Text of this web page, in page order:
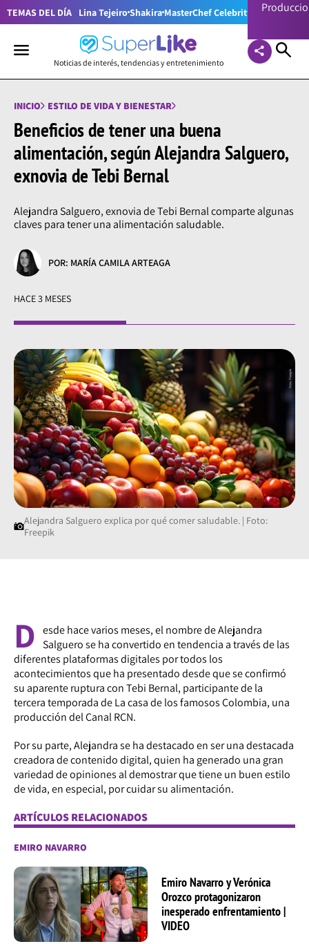
TEMAS DEL DÍA Lina TejeiroShakira MasterChef Celebrity Colombia
Noticias de interés, tendencias y entretenimiento
INICIO ESTILO DE VIDA Y BIENESTAR
Beneficios de tener una buena
alimentación, según Alejandra Salguero,
exnovia de Tebi Bernal
Alejandra Salguero, exnovia de Tebi Bernal comparte algunas
claves para tener una alimentación saludable.
POR: MARÍA CAMILA ARTEAGA
HACE 3 MESES
Alejandra Salguero explica por qué comer saludable. | Foto:
Freepik
D esde hace varios meses, el nombre de Alejandra
Salguero se ha convertido en tendencia a través de las
diferentes plataformas digitales por todos los
acontecimientos que ha presentado desde que se confirmó
su aparente ruptura con Tebi Bernal, participante de la
tercera temporada de La casa de los famosos Colombia, una
producción del Canal RCN.
Por su parte, Alejandra se ha destacado en ser una destacada
creadora de contenido digital, quien ha generado una gran
variedad de opiniones al demostrar que tiene un buen estilo
de vida, en especial, por cuidar su alimentación.
ARTÍCULOS RELACIONADOS
EMIRO NAVARRO
Emiro Navarro y Verónica
Orozco protagonizaron
inesperado enfrentamiento |
VIDEO